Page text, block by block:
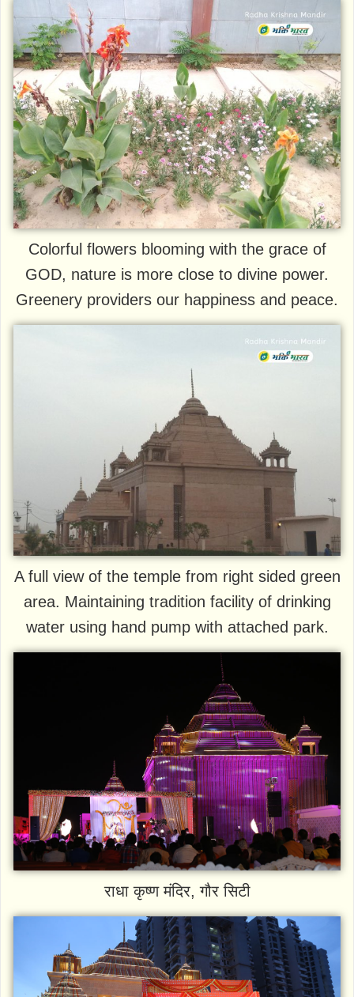
Colorful flowers blooming with the grace of
GOD, nature is more close to divine power.
Greenery providers our happiness and peace.
A full view of the temple from right sided green
area. Maintaining tradition facility of drinking
water using hand pump with attached park.
राधा कृष्ण मंदिर, गौर सिटी